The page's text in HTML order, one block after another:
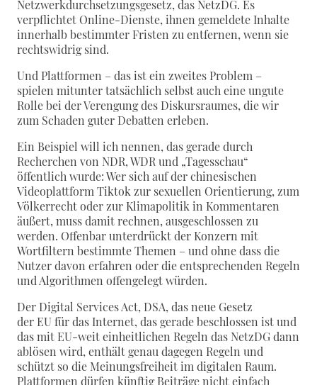
Netzwerkdurchsetzungsgesetz, das NetzDG. Es
verpflichtet Online-Dienste, ihnen gemeldete Inhalte
innerhalb bestimmter Fristen zu entfernen, wenn sie
rechtswidrig sind.
Und Plattformen – das ist ein zweites Problem –
spielen mitunter tatsächlich selbst auch eine ungute
Rolle bei der Verengung des Diskursraumes, die wir
zum Schaden guter Debatten erleben.
Ein Beispiel will ich nennen, das gerade durch
Recherchen von NDR, WDR und „Tagesschau“
öffentlich wurde: Wer sich auf der chinesischen
Videoplattform Tiktok zur sexuellen Orientierung, zum
Völkerrecht oder zur Klimapolitik in Kommentaren
äußert, muss damit rechnen, ausgeschlossen zu
werden. Offenbar unterdrückt der Konzern mit
Wortfiltern bestimmte Themen – und ohne dass die
Nutzer davon erfahren oder die entsprechenden Regeln
und Algorithmen offengelegt würden.
Der Digital Services Act, DSA, das neue Gesetz
der EU für das Internet, das gerade beschlossen ist und
das mit EU-weit einheitlichen Regeln das NetzDG dann
ablösen wird, enthält genau dagegen Regeln und
schützt so die Meinungsfreiheit im digitalen Raum.
Plattformen dürfen künftig Beiträge nicht einfach